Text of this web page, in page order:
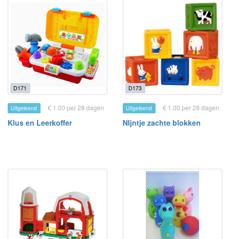
D171
Uitgeleend € 1.00 per 28 dagen
Klus en Leerkoffer
D173
Uitgeleend € 1.00 per 28 dagen
NIjntje zachte blokken